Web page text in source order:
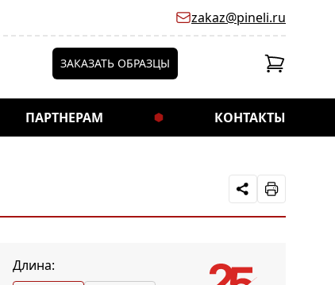
zakaz@pineli.ru
ЗАКАЗАТЬ ОБРАЗЦЫ
ПАРТНЕРАМ КОНТАКТЫ
Длина: